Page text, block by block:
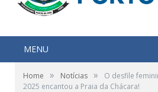
MENU
Home » Notícias »
O desfile
2025 encantou a Praia da Chácara!